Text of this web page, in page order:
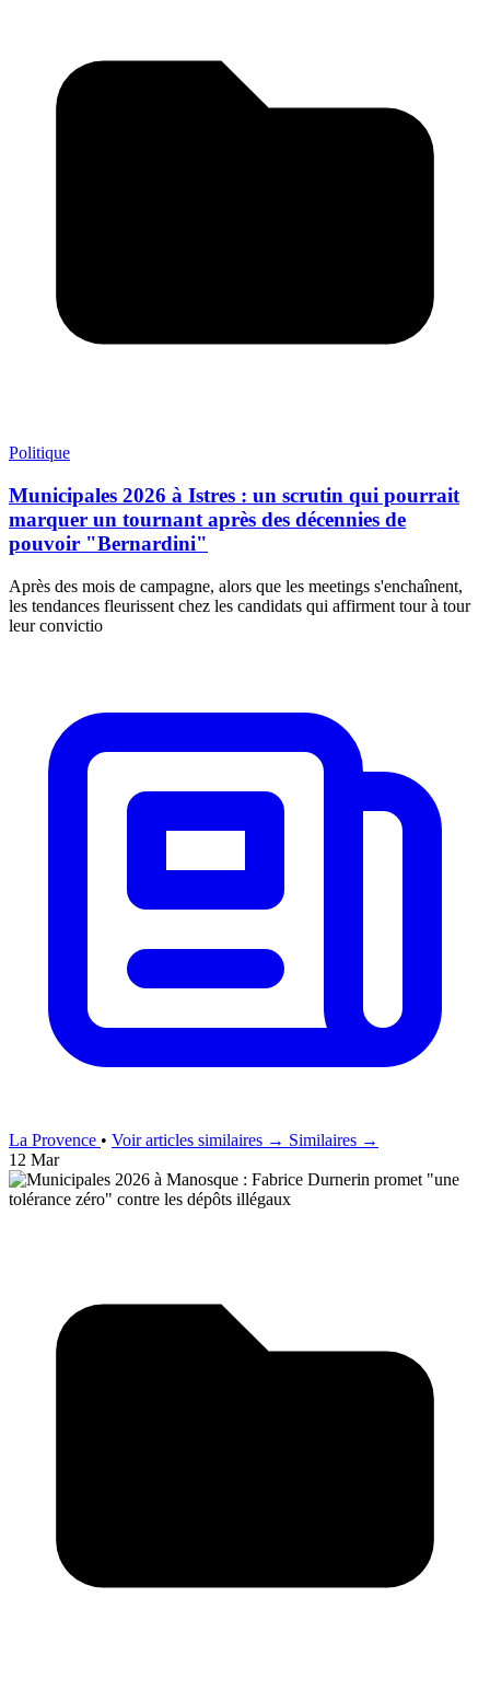
Politique
Municipales 2026 à Istres : un scrutin qui pourrait
marquer un tournant après des décennies de
pouvoir "Bernardini"
Après des mois de campagne, alors que les meetings s'enchaînent,
les tendances fleurissent chez les candidats qui affirment tour à tour
leur convictio
La Provence • Voir articles similaires → Similaires →
12 Mar